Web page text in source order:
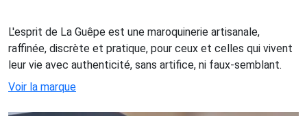
L'esprit de La Guêpe est une maroquinerie artisanale,
raffinée, discrète et pratique, pour ceux et celles qui vivent
leur vie avec authenticité, sans artifice, ni faux-semblant.
Voir la marque